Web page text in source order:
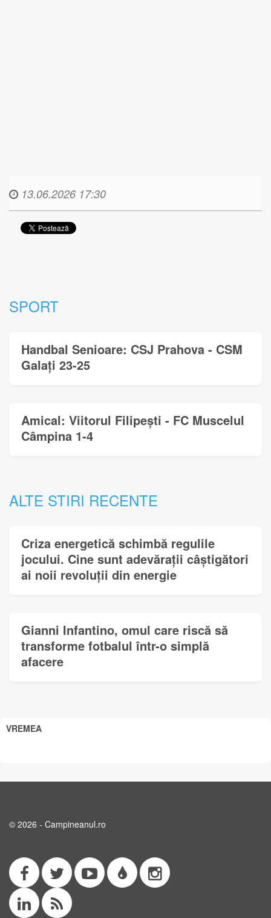
13.06.2026 17:30
SPORT
Handbal Senioare: CSJ Prahova - CSM
Galați 23-25
Amical: Viitorul Filipești - FC Muscelul
Câmpina 1-4
ALTE STIRI RECENTE
Criza energetică schimbă regulile
jocului. Cine sunt adevărații câștigători
ai noii revoluții din energie
Gianni Infantino, omul care riscă să
transforme fotbalul într-o simplă
afacere
VREMEA
© 2026 - Campineanul.ro